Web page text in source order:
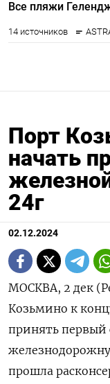
Порт
начать
24г
02.12.2024
МОСКВА, 2 дек
Козьмино к
принять первый
прошла